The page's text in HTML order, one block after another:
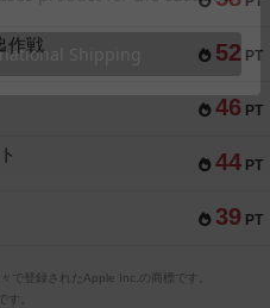
52 PT
作戦
46 PT
44 PT
39 PT
で登録されたApple Inc.の商標です。
。